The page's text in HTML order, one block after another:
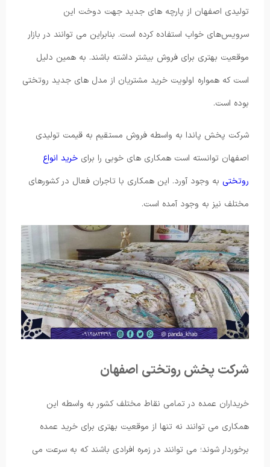
تولیدی اصفهان از پارچه های جدید جهت دوخت این
سرویس‌های خواب استفاده کرده است. بنابراین می توانند در بازار
موقعیت بهتری برای فروش بیشتر داشته باشند. به همین دلیل
است که همواره اولویت خرید مشتریان از مدل های جدید روتختی
بوده است.
شرکت پخش پاندا به واسطه فروش مستقیم به قیمت تولیدی
اصفهان توانسته است همکاری های خوبی را برای خرید انواع
روتختی به وجود آورد. این همکاری با تاجران فعال در کشورهای
مختلف نیز به وجود آمده است.
شرکت پخش روتختی اصفهان
خریداران عمده در تمامی نقاط مختلف کشور به واسطه این
همکاری می توانند نه تنها از موقعیت بهتری برای خرید عمده
برخوردار شوند؛ می توانند در زمره افرادی باشند که به سرعت می